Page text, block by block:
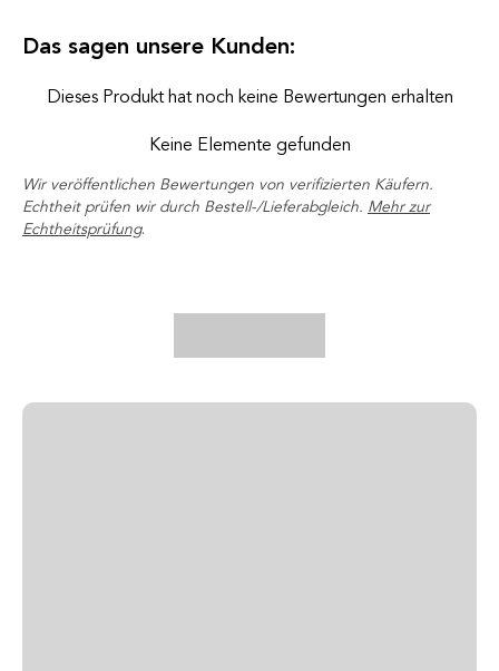
Das sagen unsere Kunden:
Dieses Produkt hat noch keine Bewertungen erhalten
Keine Elemente gefunden
Wir veröffentlichen Bewertungen von verifizierten Käufern.
Echtheit prüfen wir durch Bestell-/Lieferabgleich. Mehr zur
Echtheitsprüfung.